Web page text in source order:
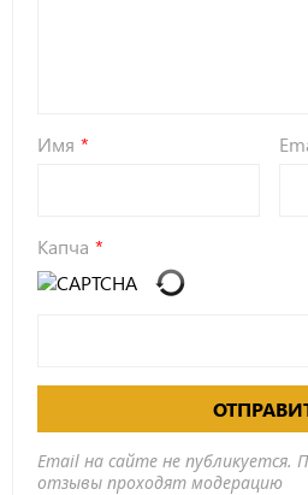
Имя
Капча
Email на сайте не публикуется.
отзывы проходят модерацию